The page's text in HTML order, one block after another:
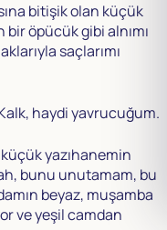
bitişik olan küçük
öpücük gibi alnımı
saçlarımı
haydi yavrucuğum.
yazıhanemin
bunu unutamam, bu
beyaz, muşamba
ve yeşil camdan